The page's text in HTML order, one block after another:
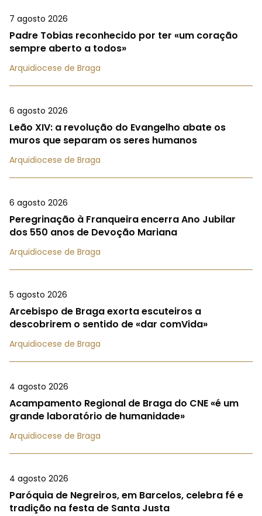
7 agosto 2026
Padre Tobias reconhecido por ter «um coração
sempre aberto a todos»
Arquidiocese de Braga
6 agosto 2026
Leão XIV: a revolução do Evangelho abate os
muros que separam os seres humanos
Arquidiocese de Braga
6 agosto 2026
Peregrinação à Franqueira encerra Ano Jubilar
dos 550 anos de Devoção Mariana
Arquidiocese de Braga
5 agosto 2026
Arcebispo de Braga exorta escuteiros a
descobrirem o sentido de «dar comVida»
Arquidiocese de Braga
4 agosto 2026
Acampamento Regional de Braga do CNE «é um
grande laboratório de humanidade»
Arquidiocese de Braga
4 agosto 2026
Paróquia de Negreiros, em Barcelos, celebra fé e
tradição na festa de Santa Justa